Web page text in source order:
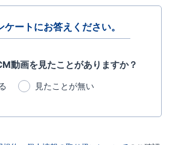
ートにお答えください。
動画を見たことがありますか？
見たことが無い